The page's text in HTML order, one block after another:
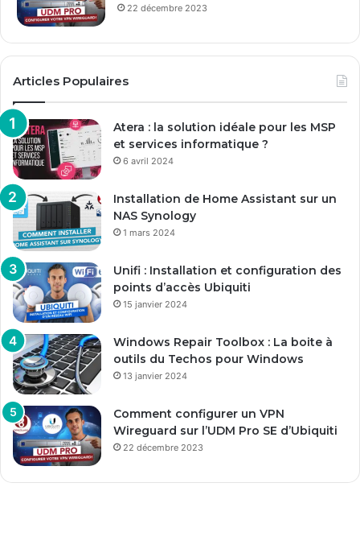
22 décembre 2023
Articles Populaires
Atera : la solution idéale pour les MSP
et services informatique ?
6 avril 2024
Installation de Home Assistant sur un
NAS Synology
1 mars 2024
Unifi : Installation et configuration des
points d’accès Ubiquiti
15 janvier 2024
Windows Repair Toolbox : La boite à
outils du Techos pour Windows
13 janvier 2024
Comment configurer un VPN
Wireguard sur l’UDM Pro SE d’Ubiquiti
22 décembre 2023